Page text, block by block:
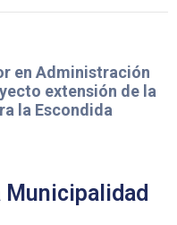
en Administración
extensión de la
la Escondida
Municipalidad